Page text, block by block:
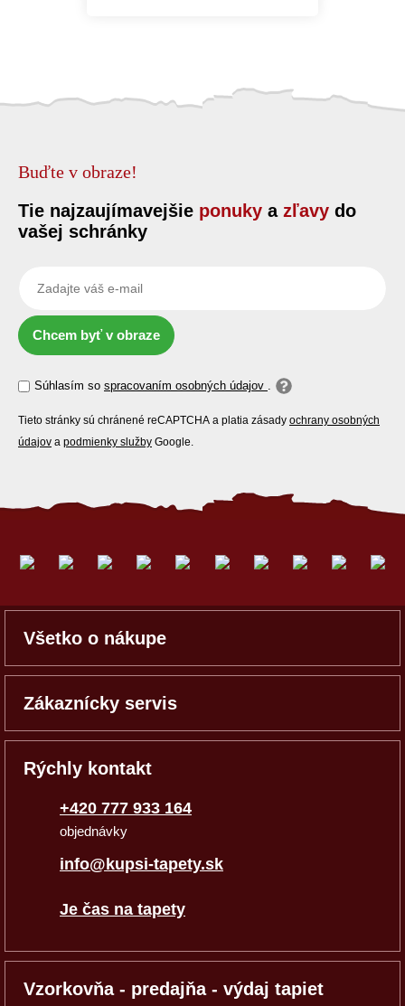
Buďte v obraze!
Tie najzaujímavejšie ponuky a zľavy do
vašej schránky
Chcem byť v obraze
Súhlasím so spracovaním osobných údajov .
Tieto stránky sú chránené reCAPTCHA a platia zásady ochrany osobných
údajov a podmienky služby Google.
Všetko o nákupe
Zákaznícky servis
Rýchly kontakt
+420 777 933 164
objednávky
info@kupsi-tapety.sk
Je čas na tapety
Vzorkovňa - predajňa - výdaj tapiet